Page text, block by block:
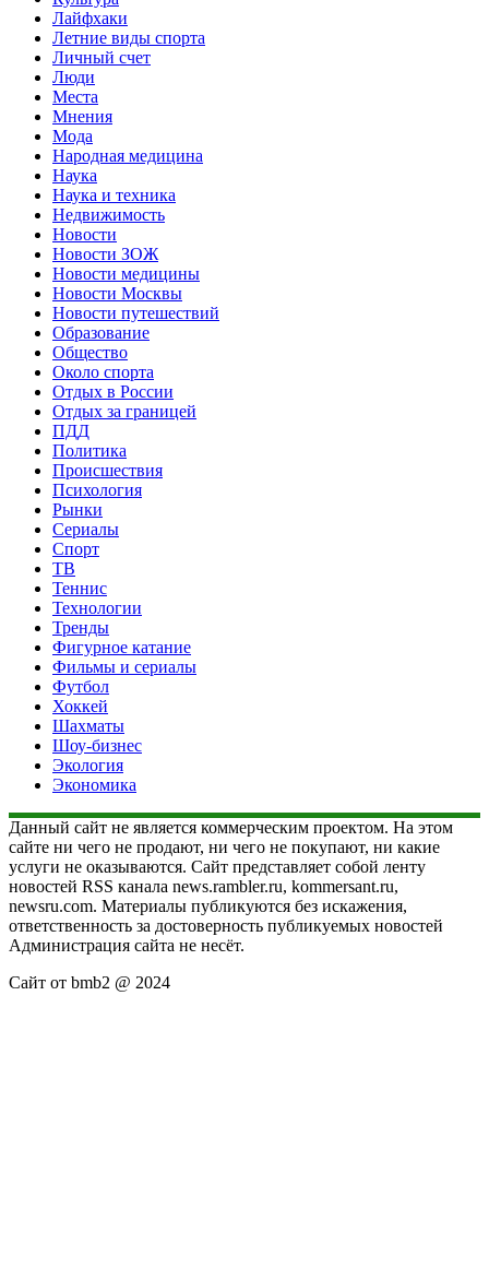
Лайфхаки
Летние виды спорта
Личный счет
Люди
Места
Мнения
Мода
Народная медицина
Наука
Наука и техника
Недвижимость
Новости
Новости ЗОЖ
Новости медицины
Новости Москвы
Новости путешествий
Образование
Общество
Около спорта
Отдых в России
Отдых за границей
ПДД
Политика
Происшествия
Психология
Рынки
Сериалы
Спорт
ТВ
Теннис
Технологии
Тренды
Фигурное катание
Фильмы и сериалы
Футбол
Хоккей
Шахматы
Шоу-бизнес
Экология
Экономика
Данный сайт не является коммерческим проектом. На этом
сайте ни чего не продают, ни чего не покупают, ни какие
услуги не оказываются. Сайт представляет собой ленту
новостей RSS канала news.rambler.ru, kommersant.ru,
newsru.com. Материалы публикуются без искажения,
ответственность за достоверность публикуемых новостей
Администрация сайта не несёт.
Сайт от bmb2 @ 2024